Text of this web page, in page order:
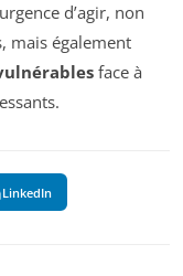
d’agir, non
mais également
face à
LinkedIn